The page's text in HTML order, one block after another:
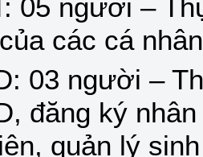
05 người –
các cá
03 người –
đăng ký
quản lý